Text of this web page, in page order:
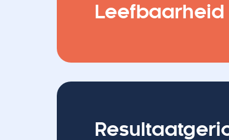
Leefbaarheid